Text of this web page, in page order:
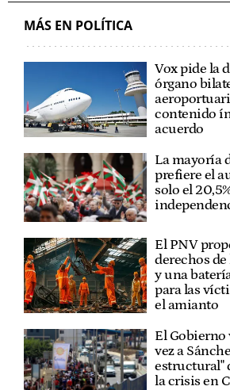
MÁS EN POLÍTICA
Vox pide la
órgano
contenido
acuerdo
La mayoría
prefiere el
solo el
El PNV
derechos
y una
para las
el amianto
El Gobierno
vez a
estructural"
la crisis en